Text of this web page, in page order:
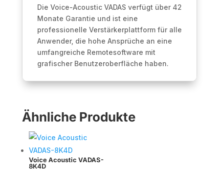
Die Voice-Acoustic VADAS verfügt über 42
Monate Garantie und ist eine
professionelle Verstärkerplattform für alle
Anwender, die hohe Ansprüche an eine
umfangreiche Remotesoftware mit
grafischer Benutzeroberfläche haben.
Ähnliche Produkte
Voice Acoustic VADAS-
8K4D